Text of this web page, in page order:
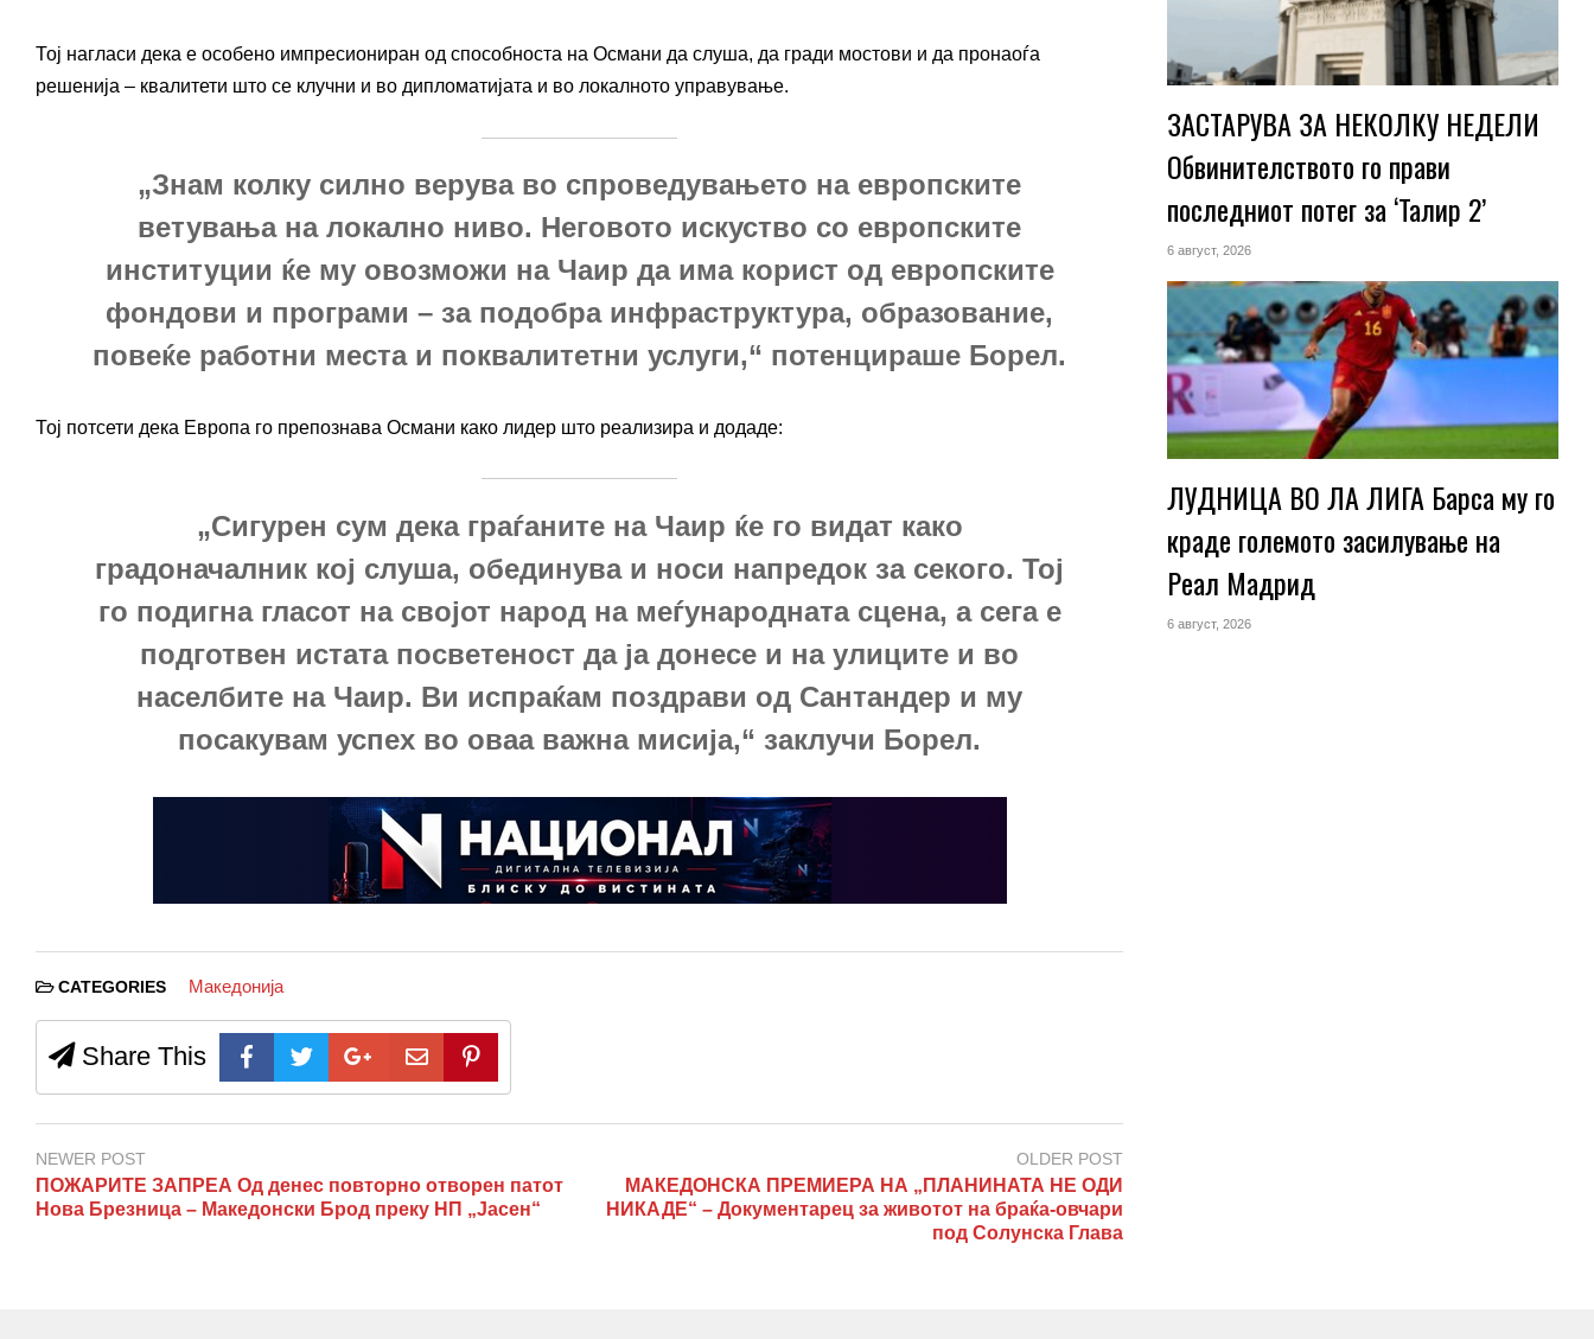
Тој нагласи дека е особено импресиониран од способноста на Османи да слуша, да гради мостови и да пронаоѓа
решенија – квалитети што се клучни и во дипломатијата и во локалното управување.
„Знам колку силно верува во спроведувањето на европските
ветувања на локално ниво. Неговото искуство со европските
институции ќе му овозможи на Чаир да има корист од европските
фондови и програми – за подобра инфраструктура, образование,
повеќе работни места и поквалитетни услуги,“ потенцираше Борел.
Тој потсети дека Европа го препознава Османи како лидер што реализира и додаде:
„Сигурен сум дека граѓаните на Чаир ќе го видат како
градоначалник кој слуша, обединува и носи напредок за секого. Тој
го подигна гласот на својот народ на меѓународната сцена, а сега е
подготвен истата посветеност да ја донесе и на улиците и во
населбите на Чаир. Ви испраќам поздрави од Сантандер и му
посакувам успех во оваа важна мисија,“ заклучи Борел.
CATEGORIES Македонија
Share This
NEWER POST
ПОЖАРИТЕ ЗАПРЕА Од денес повторно отворен патот
Нова Брезница – Македонски Брод преку НП „Јасен“
OLDER POST
МАКЕДОНСКА ПРЕМИЕРА НА „ПЛАНИНАТА НЕ ОДИ
НИКАДЕ“ – Документарец за животот на браќа-овчари
под Солунска Глава
ЗАСТАРУВА ЗА НЕКОЛКУ НЕДЕЛИ
Обвинителството го прави
последниот потег за ‘Талир 2’
6 август, 2026
ЛУДНИЦА ВО ЛА ЛИГА Барса му го
краде големото засилување на
Реал Мадрид
6 август, 2026